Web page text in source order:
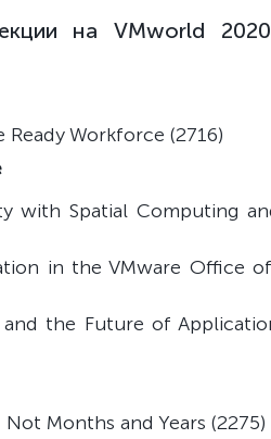
на VMworld
Workforce (2716)
with Spatial Computing
in the VMware Office
the Future of
Months and Years (2275)